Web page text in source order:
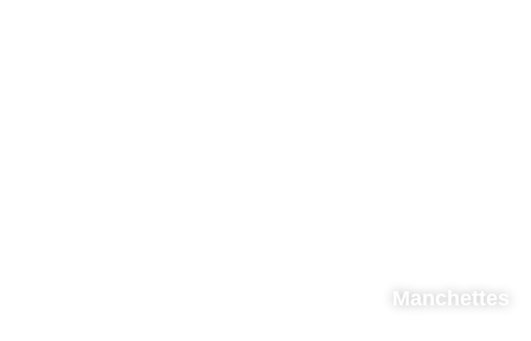
Manchettes